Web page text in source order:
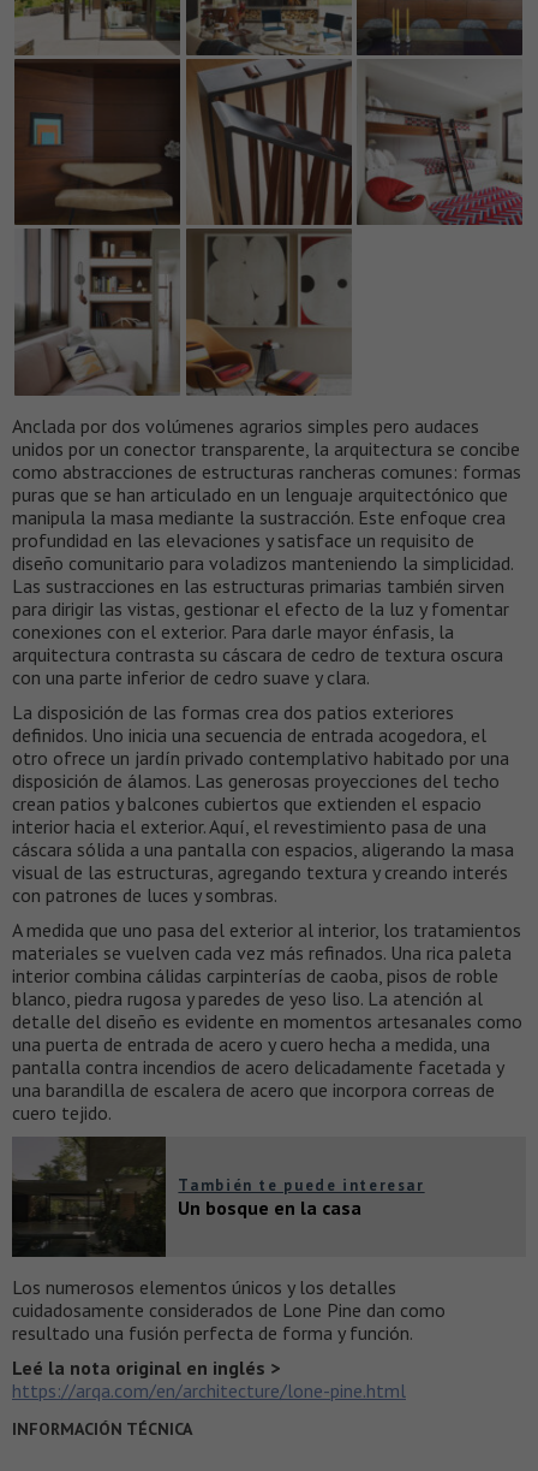
Anclada por dos volúmenes agrarios simples pero audaces
unidos por un conector transparente, la arquitectura se concibe
como abstracciones de estructuras rancheras comunes: formas
puras que se han articulado en un lenguaje arquitectónico que
manipula la masa mediante la sustracción. Este enfoque crea
profundidad en las elevaciones y satisface un requisito de
diseño comunitario para voladizos manteniendo la simplicidad.
Las sustracciones en las estructuras primarias también sirven
para dirigir las vistas, gestionar el efecto de la luz y fomentar
conexiones con el exterior. Para darle mayor énfasis, la
arquitectura contrasta su cáscara de cedro de textura oscura
con una parte inferior de cedro suave y clara.
La disposición de las formas crea dos patios exteriores
definidos. Uno inicia una secuencia de entrada acogedora, el
otro ofrece un jardín privado contemplativo habitado por una
disposición de álamos. Las generosas proyecciones del techo
crean patios y balcones cubiertos que extienden el espacio
interior hacia el exterior. Aquí, el revestimiento pasa de una
cáscara sólida a una pantalla con espacios, aligerando la masa
visual de las estructuras, agregando textura y creando interés
con patrones de luces y sombras.
A medida que uno pasa del exterior al interior, los tratamientos
materiales se vuelven cada vez más refinados. Una rica paleta
interior combina cálidas carpinterías de caoba, pisos de roble
blanco, piedra rugosa y paredes de yeso liso. La atención al
detalle del diseño es evidente en momentos artesanales como
una puerta de entrada de acero y cuero hecha a medida, una
pantalla contra incendios de acero delicadamente facetada y
una barandilla de escalera de acero que incorpora correas de
cuero tejido.
También te puede interesar
Un bosque en la casa
Los numerosos elementos únicos y los detalles
cuidadosamente considerados de Lone Pine dan como
resultado una fusión perfecta de forma y función.
Leé la nota original en inglés >
https://arqa.com/en/architecture/lone-pine.html
INFORMACIÓN TÉCNICA